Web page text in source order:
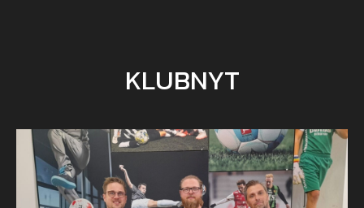
KLUBNYT